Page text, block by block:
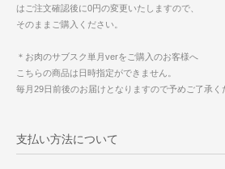
はご注文確認後に0円の変更いたしますので、
そのままご購入ください。
＊お肉のサブスク単月verをご購入のお客様へ
こちらの商品は日時指定ができません。
毎月29日前後のお届けとなりますので予めご了承く
支払い方法について